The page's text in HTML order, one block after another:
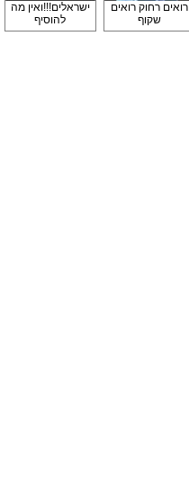
ישראלים!!!ואין מה
להוסיף
רואים רחוק רואים
שקוף